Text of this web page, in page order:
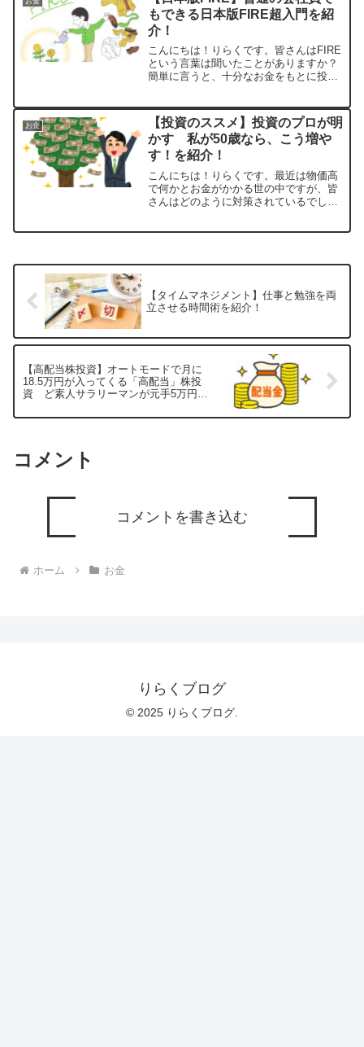
ていることから、「投資...
もできる日本版FIRE超入門を紹
介！
こんにちは！りらくです。皆さんはFIRE
という言葉は聞いたことがありますか？
簡単に言うと、十分なお金をもとに投資
はするけど、現実的には無理だと思う上
記のように感じられる...
お金
【投資のススメ】投資のプロが明
かす 私が50歳なら、こう増や
す！を紹介！
こんにちは！りらくです。最近は物価高
で何かとお金がかかる世の中ですが、皆
さんはどのように対策されているでしょ
【タイムマネジメント】仕事と勉強を両
立させる時間術を紹介！
【高配当株投資】オートモードで月に
18.5万円が入ってくる「高配当」株投
資 ど素人サラリーマンが元手5万円ス
コメント
コメントを書き込む
ホーム お金
りらくブログ
© 2025 りらくブログ.